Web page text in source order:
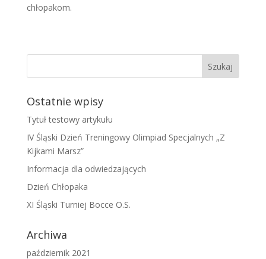
chłopakom.
Ostatnie wpisy
Tytuł testowy artykułu
IV Śląski Dzień Treningowy Olimpiad Specjalnych „Z
Kijkami Marsz”
Informacja dla odwiedzających
Dzień Chłopaka
XI Śląski Turniej Bocce O.S.
Archiwa
październik 2021